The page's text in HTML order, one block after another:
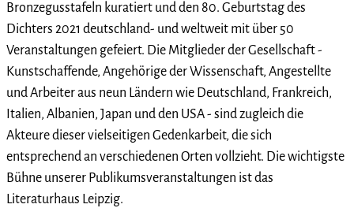
Bronzegusstafeln kuratiert und den 80. Geburtstag des
Dichters 2021 deutschland- und weltweit mit über 50
Veranstaltungen gefeiert. Die Mitglieder der Gesellschaft -
Kunstschaffende, Angehörige der Wissenschaft, Angestellte
und Arbeiter aus neun Ländern wie Deutschland, Frankreich,
Italien, Albanien, Japan und den USA - sind zugleich die
Akteure dieser vielseitigen Gedenkarbeit, die sich
entsprechend an verschiedenen Orten vollzieht. Die wichtigste
Bühne unserer Publikumsveranstaltungen ist das
Literaturhaus Leipzig.